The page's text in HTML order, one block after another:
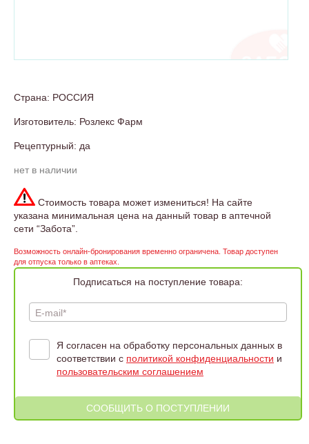
Страна: РОССИЯ
Изготовитель: Розлекс Фарм
Рецептурный: да
нет в наличии
Стоимость товара может измениться! На сайте
указана минимальная цена на данный товар в аптечной
сети “Забота”.
Возможность онлайн-бронирования временно ограничена. Товар доступен
для отпуска только в аптеках.
Подписаться на поступление товара:
E-mail*
Я согласен на обработку персональных данных в
соответствии с политикой конфиденциальности и
пользовательским соглашением